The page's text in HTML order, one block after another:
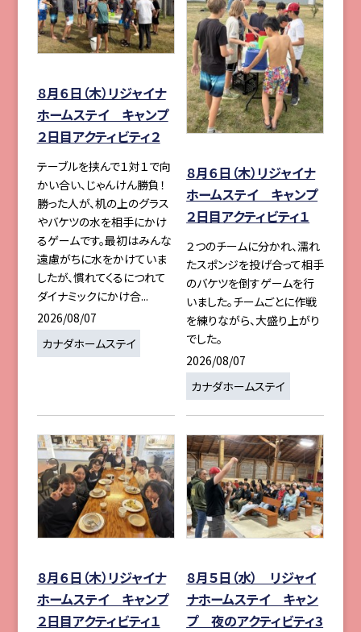
８月６日（木）リジャイナ
ホームステイ キャンプ
２日目アクティビティ２
テーブルを挟んで１対１で向
かい合い、じゃんけん勝負！
勝った人が、机の上のグラス
やバケツの水を相手にかけ
るゲームです。最初はみんな
遠慮がちに水をかけていま
したが、慣れてくるにつれて
ダイナミックにかけ合...
2026/08/07
カナダホームステイ
８月６日（木）リジャイナ
ホームステイ キャンプ
２日目アクティビティ１
２つのチームに分かれ、濡れ
たスポンジを投げ合って相手
のバケツを倒すゲームを行
いました。チームごとに作戦
を練りながら、大盛り上がり
でした。
2026/08/07
カナダホームステイ
８月６日（木）リジャイナ
ホームステイ キャンプ
２日目アクティビティ１
８月５日（水） リジャイ
ナホームステイ キャン
プ 夜のアクティビティ3